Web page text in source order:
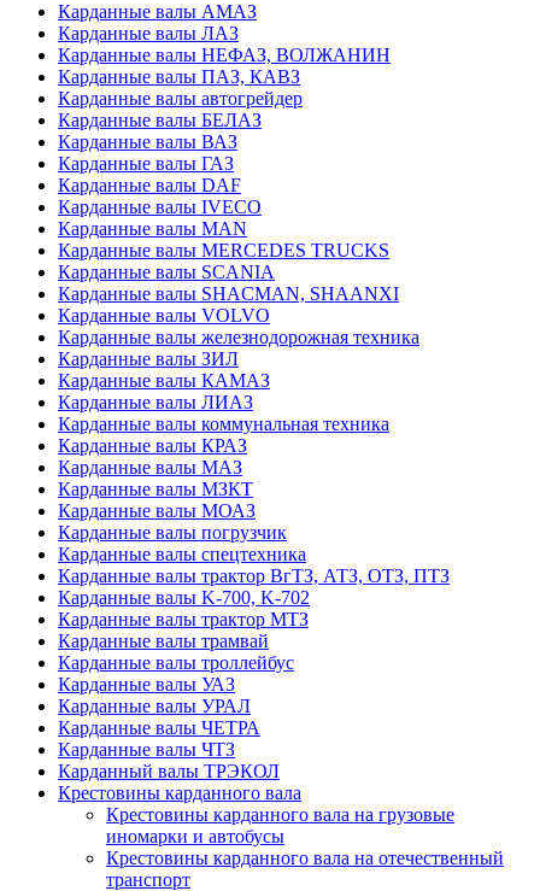
Карданные валы АМАЗ
Карданные валы ЛАЗ
Карданные валы НЕФАЗ, ВОЛЖАНИН
Карданные валы ПАЗ, КАВЗ
Карданные валы автогрейдер
Карданные валы БЕЛАЗ
Карданные валы ВАЗ
Карданные валы ГАЗ
Карданные валы DAF
Карданные валы IVECO
Карданные валы MAN
Карданные валы MERCEDES TRUCKS
Карданные валы SCANIA
Карданные валы SHACMAN, SHAANXI
Карданные валы VOLVO
Карданные валы железнодорожная техника
Карданные валы ЗИЛ
Карданные валы КАМАЗ
Карданные валы ЛИАЗ
Карданные валы коммунальная техника
Карданные валы КРАЗ
Карданные валы МАЗ
Карданные валы МЗКТ
Карданные валы МОАЗ
Карданные валы погрузчик
Карданные валы спецтехника
Карданные валы трактор ВгТЗ, АТЗ, ОТЗ, ПТЗ
Карданные валы K-700, K-702
Карданные валы трактор МТЗ
Карданные валы трамвай
Карданные валы троллейбус
Карданные валы УАЗ
Карданные валы УРАЛ
Карданные валы ЧЕТРА
Карданные валы ЧТЗ
Карданный валы ТРЭКОЛ
Крестовины карданного вала
Крестовины карданного вала на грузовые
иномарки и автобусы
Крестовины карданного вала на отечественный
транспорт